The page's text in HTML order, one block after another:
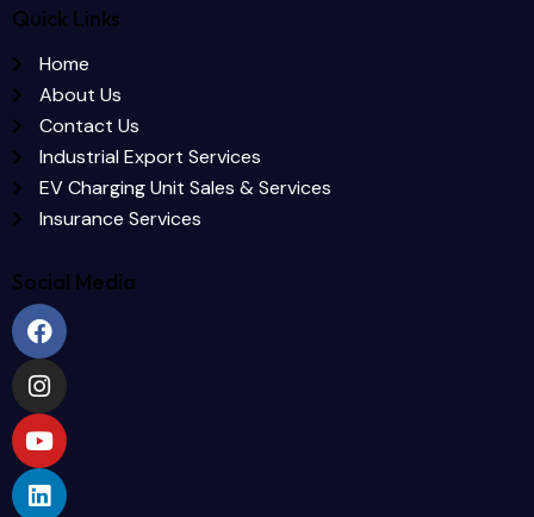
Quick Links
Home
About Us
Contact Us
Industrial Export Services
EV Charging Unit Sales & Services
Insurance Services
Social Media